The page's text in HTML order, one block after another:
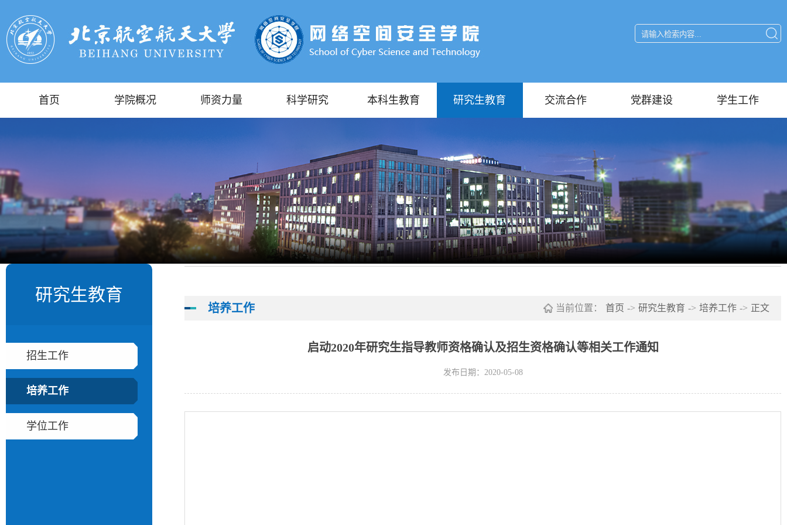
首页 学院概况 师资力量 科学研究 本科生教育 研究生教育 交流合作 党群建设 学生工作
研究生教育
招生工作
培养工作
学位工作
培养工作 当前位置： 首页 -> 研究生教育 -> 培养工作 -> 正文
启动2020年研究生指导教师资格确认及招生资格确认等相关工作通知
发布日期：2020-05-08